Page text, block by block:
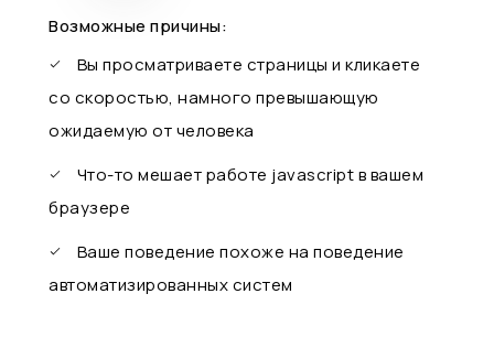
Возможные причины:
Вы просматриваете страницы и кликаете
со скоростью, намного превышающую
ожидаемую от человека
Что-то мешает работе javascript в вашем
браузере
Ваше поведение похоже на поведение
автоматизированных систем